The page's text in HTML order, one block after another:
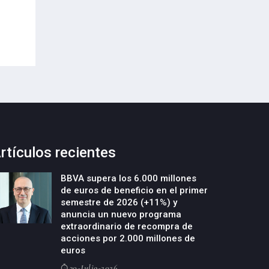
recientes
BBVA supera los 6.000 millones
de euros de beneficio en el primer
semestre de 2026 (+11%) y
anuncia un nuevo programa
extraordinario de recompra de
acciones por 2.000 millones de
euros